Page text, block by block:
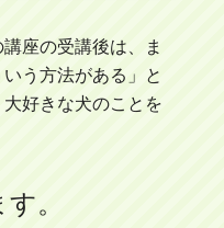
座の受講後は、ま
う方法がある」と
好きな犬のことを
。